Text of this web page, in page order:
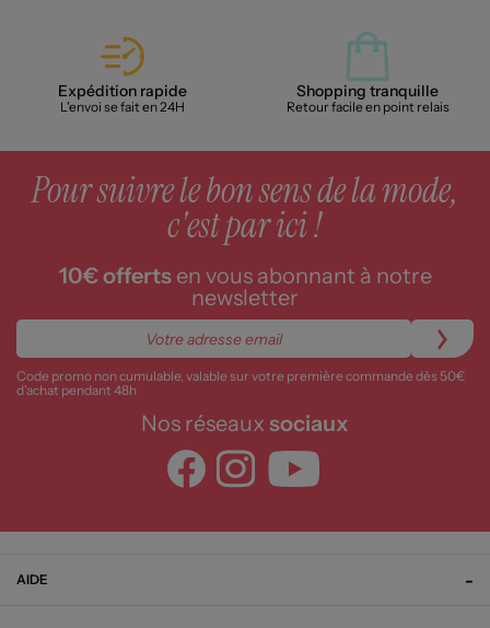
Expédition rapide
L'envoi se fait en 24H
Shopping tranquille
Retour facile en point relais
Pour suivre le bon sens de la mode,
c'est par ici !
10€ offertsen vous abonnant à notre
newsletter
Code promo non cumulable, valable sur votre première commande dès 50€
d’achat pendant 48h
Nos réseaux sociaux
AIDE